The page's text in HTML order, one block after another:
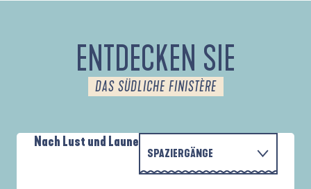
ENTDECKEN SIE
DAS SÜDLICHE FINISTÈRE
Nach Lust und Laune
SPAZIERGÄNGE